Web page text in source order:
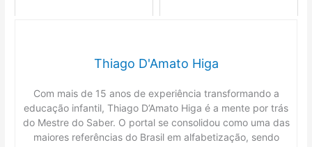
Thiago D'Amato Higa
Com mais de 15 anos de experiência transformando a
educação infantil, Thiago D’Amato Higa é a mente por trás
do Mestre do Saber. O portal se consolidou como uma das
maiores referências do Brasil em alfabetização, sendo